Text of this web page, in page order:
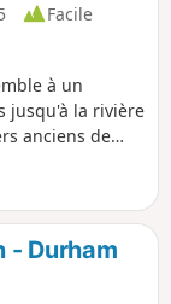
Facile
à un
jusqu'à la rivière
anciens de
- Durham